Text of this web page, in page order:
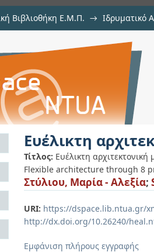
Βιβλιοθήκη Ε.Μ.Π. → Ιδρυματικό
μέσα
Ευέλικτη
Τίτλος: Ευέλικτη
Flexible architecture through 8
Στύλιου, Μαρία - Αλεξία;
URI: https://dspace.lib.ntua.gr/
http://dx.doi.org/10.26240/
Εμφάνιση πλήρους εγγραφής